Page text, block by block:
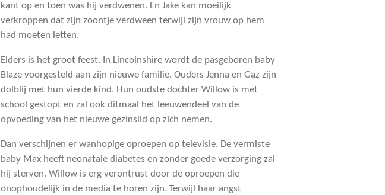
kant op en toen was hij verdwenen. En Jake kan moeilijk
verkroppen dat zijn zoontje verdween terwijl zijn vrouw op hem
had moeten letten.
Elders is het groot feest. In Lincolnshire wordt de pasgeboren baby
­Blaze voorgesteld aan zijn nieuwe familie. Ouders Jenna en Gaz zijn
dolblij met hun vierde kind. Hun oudste dochter Willow is met
school gestopt en zal ook ditmaal het leeuwendeel van de
opvoeding van het nieuwe gezinslid op zich nemen.
Dan verschijnen er wanhopige oproepen op televisie. De vermiste
baby Max heeft neonatale diabetes en zonder goede verzorging zal
hij sterven. Willow is erg verontrust door de oproepen die
onophoudelijk in de media te horen zijn. Terwijl haar angst